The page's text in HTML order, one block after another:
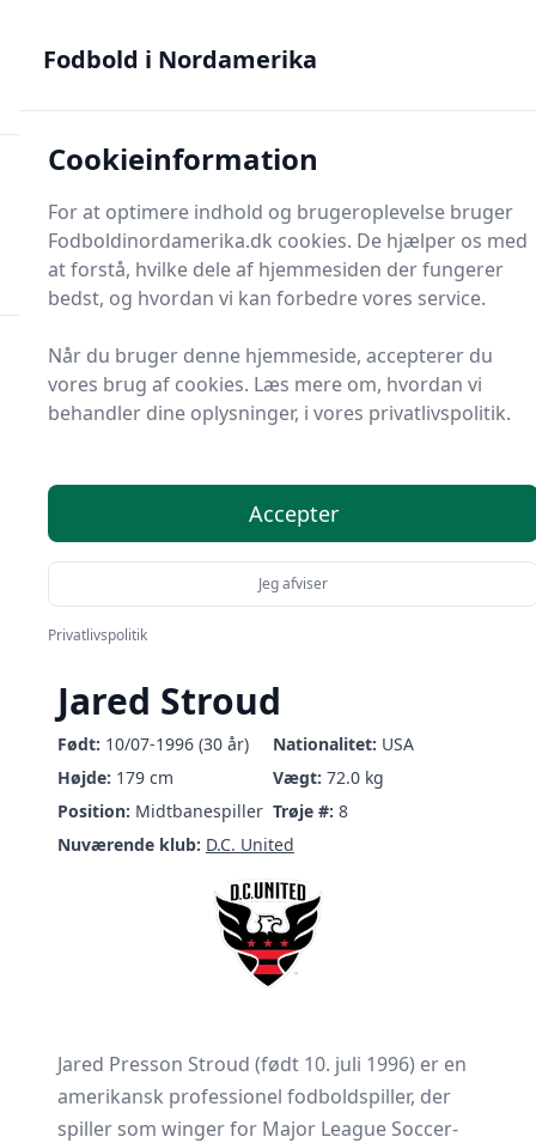
til nordamerikansk fodbold
Fodbold i
Menu
Søg
Jared Stroud
Født: 10/07-1996 (30 år) Nationalitet: USA
Højde: 179 cm Vægt: 72.0 kg
Position: Midtbanespiller Trøje #: 8
Nuværende klub: D.C. United
Jared Presson Stroud (født 10. juli 1996) er en
amerikansk professionel fodboldspiller, der
spiller som winger for Major League Soccer-
Fodbold i Nordamerika
Cookieinformation
For at optimere indhold og brugeroplevelse bruger
Fodboldinordamerika.dk cookies. De hjælper os med
at forstå, hvilke dele af hjemmesiden der fungerer
bedst, og hvordan vi kan forbedre vores service.
Når du bruger denne hjemmeside, accepterer du
vores brug af cookies. Læs mere om, hvordan vi
behandler dine oplysninger, i vores privatlivspolitik.
Accepter
Jeg afviser
Privatlivspolitik